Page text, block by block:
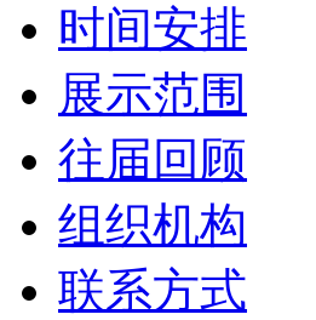
时间安排
展示范围
往届回顾
组织机构
联系方式